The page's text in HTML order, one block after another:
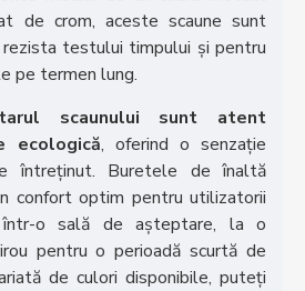
de crom, aceste scaune sunt
testului timpului și pentru
pe termen lung.
scaunului sunt atent
ecologică, oferind o senzație
întreținut. Buretele de înaltă
confort optim pentru utilizatorii
o sală de așteptare, la o
pentru o perioadă scurtă de
de culori disponibile, puteți